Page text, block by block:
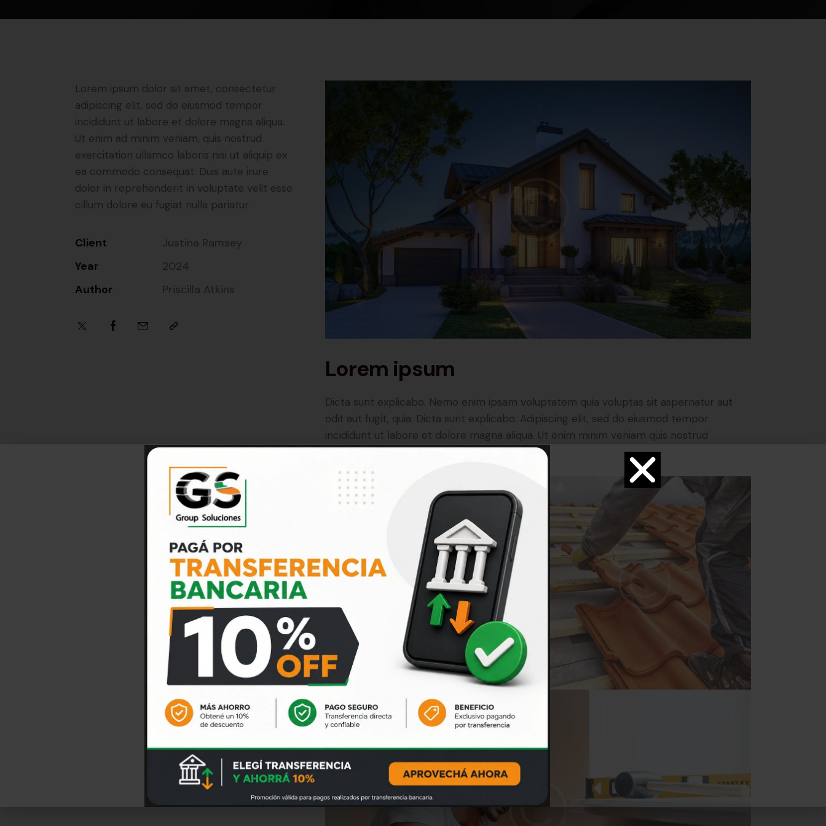
Lorem ipsum dolor sit amet, consectetur
adipiscing elit, sed do eiusmod tempor
incididunt ut labore et dolore magna aliqua.
Ut enim ad minim veniam, quis nostrud
exercitation ullamco laboris nisi ut aliquip ex
ea commodo consequat. Duis aute irure
dolor in reprehenderit in voluptate velit esse
cillum dolore eu fugiat nulla pariatur
Client
Justina Ramsey
Year
2024
Author
Priscilla Atkins
Lorem ipsum
Dicta sunt explicabo. Nemo enim ipsam voluptatem quia voluptas sit aspernatur aut
odit aut fugit, quia. Dicta sunt explicabo. Adipiscing elit, sed do eiusmod tempor
incididunt ut labore et dolore magna aliqua. Ut enim minim veniam quis nostrud
exercitation ipsam voluptatem.